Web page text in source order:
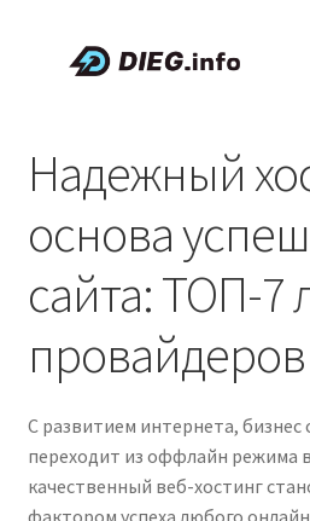
Перейти
Перейти
Скидки и промокоды
О проекте DIEG
Русский
Надежный
основа
сайта: ТОП-7
провайдеров
С развитием интернета, бизнес
переходит из оффлайн режима
качественный веб-хостинг